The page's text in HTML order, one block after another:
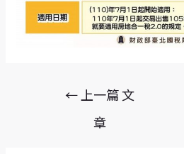
← 上一篇 文
章